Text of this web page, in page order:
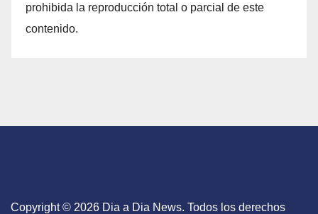
prohibida la reproducción total o parcial de este
contenido.
Copyright © 2026 Dia a Dia News. Todos los derechos